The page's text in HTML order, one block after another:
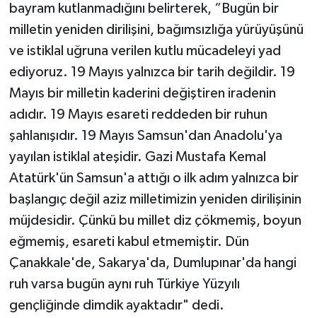
bayram kutlanmadığını belirterek, “Bugün bir
milletin yeniden dirilişini, bağımsızlığa yürüyüşünü
ve istiklal uğruna verilen kutlu mücadeleyi yad
ediyoruz. 19 Mayıs yalnızca bir tarih değildir. 19
Mayıs bir milletin kaderini değiştiren iradenin
adıdır. 19 Mayıs esareti reddeden bir ruhun
şahlanışıdır. 19 Mayıs Samsun'dan Anadolu'ya
yayılan istiklal ateşidir. Gazi Mustafa Kemal
Atatürk'ün Samsun'a attığı o ilk adım yalnızca bir
başlangıç değil aziz milletimizin yeniden dirilişinin
müjdesidir. Çünkü bu millet diz çökmemiş, boyun
eğmemiş, esareti kabul etmemiştir. Dün
Çanakkale'de, Sakarya'da, Dumlupınar'da hangi
ruh varsa bugün aynı ruh Türkiye Yüzyılı
gençliğinde dimdik ayaktadır" dedi.